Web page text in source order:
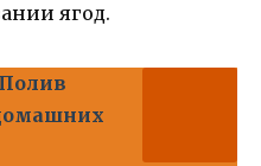
ягод.
Полив